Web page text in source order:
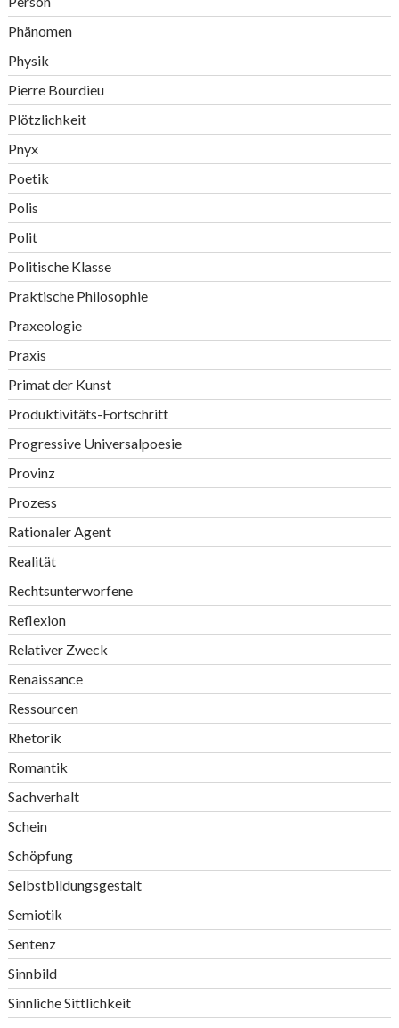
Phänomen
Physik
Pierre Bourdieu
Plötzlichkeit
Pnyx
Poetik
Polis
Polit
Politische Klasse
Praktische Philosophie
Praxeologie
Praxis
Primat der Kunst
Produktivitäts-Fortschritt
Progressive Universalpoesie
Provinz
Prozess
Rationaler Agent
Realität
Rechtsunterworfene
Reflexion
Relativer Zweck
Renaissance
Ressourcen
Rhetorik
Romantik
Sachverhalt
Schein
Schöpfung
Selbstbildungsgestalt
Semiotik
Sentenz
Sinnbild
Sinnliche Sittlichkeit